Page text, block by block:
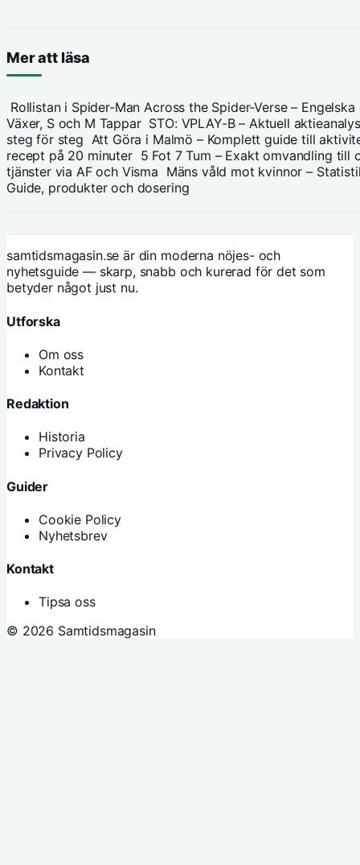
Mer att läsa
Rollistan i Spider-Man Across the Spider-Verse –
Växer, S och M Tappar STO: VPLAY-B – Aktuell
steg för steg Att Göra i Malmö – Komplett guide till
recept på 20 minuter 5 Fot 7 Tum – Exakt omvandling till
tjänster via AF och Visma Mäns våld mot kvinnor –
Guide, produkter och dosering
samtidsmagasin.se är din moderna nöjes- och
nyhetsguide — skarp, snabb och kurerad för det som
betyder något just nu.
Utforska
Om oss
Kontakt
Redaktion
Historia
Privacy Policy
Guider
Cookie Policy
Nyhetsbrev
Kontakt
Tipsa oss
© 2026 Samtidsmagasin